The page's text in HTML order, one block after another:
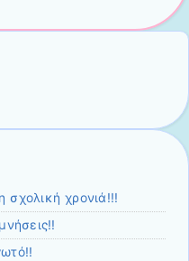
σχολική χρονιά!!!